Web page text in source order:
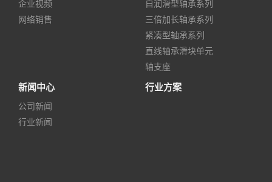
企业视频
网络销售
自润滑型轴承系列
三倍加长轴承系列
紧凑型轴承系列
直线轴承滑块单元
轴支座
新闻中心
公司新闻
行业新闻
行业方案